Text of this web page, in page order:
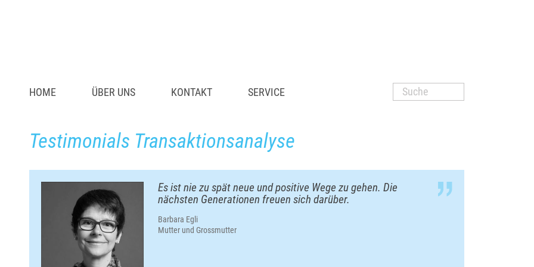
HOME ÜBER UNS KONTAKT SERVICE
Testimonials Transaktionsanalyse
Es ist nie zu spät neue und positive Wege zu gehen. Die
nächsten Generationen freuen sich darüber.
Barbara Egli
Mutter und Grossmutter